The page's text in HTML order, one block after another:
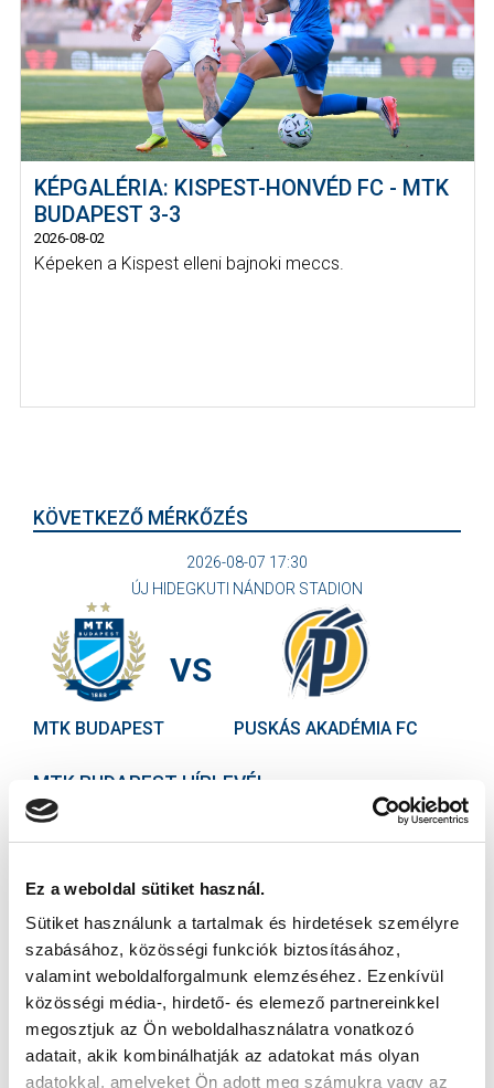
Ez a weboldal sütiket használ.
Sütiket használunk a tartalmak és hirdetések személyre
szabásához, közösségi funkciók biztosításához,
valamint weboldalforgalmunk elemzéséhez. Ezenkívül
közösségi média-, hirdető- és elemező partnereinkkel
megosztjuk az Ön weboldalhasználatra vonatkozó
adatait, akik kombinálhatják az adatokat más olyan
adatokkal, amelyeket Ön adott meg számukra vagy az
KÉPGALÉRIA: KISPEST-HONVÉD FC - MTK
BUDAPEST 3-3
2026-08-02
Képeken a Kispest elleni bajnoki meccs.
KÖVETKEZŐ MÉRKŐZÉS
2026-08-07 17:30
ÚJ HIDEGKUTI NÁNDOR STADION
MTK BUDAPEST
VS
PUSKÁS AKADÉMIA FC
MTK BUDAPEST HÍRLEVÉL
Ne maradjon le egy eseményről sem! Iratkozzon fel ingyenes
hírlevelünkre:
Elfogadom azAdatvédelmi tájékoztatót!
FELIRATKOZOM